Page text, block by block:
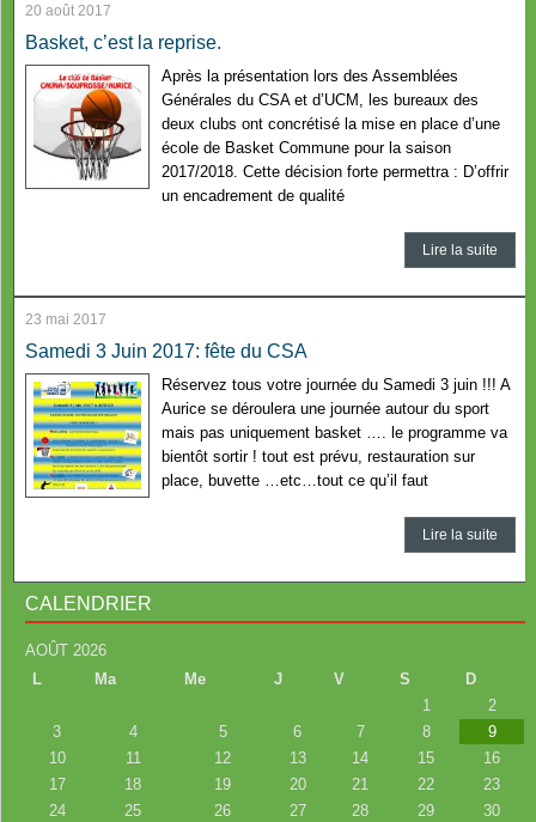
20 août 2017
Basket, c’est la reprise.
Après la présentation lors des Assemblées
Générales du CSA et d’UCM, les bureaux des
deux clubs ont concrétisé la mise en place d’une
école de Basket Commune pour la saison
2017/2018. Cette décision forte permettra : D’offrir
un encadrement de qualité
Lire la suite
23 mai 2017
Samedi 3 Juin 2017: fête du CSA
Réservez tous votre journée du Samedi 3 juin !!! A
Aurice se déroulera une journée autour du sport
mais pas uniquement basket …. le programme va
bientôt sortir ! tout est prévu, restauration sur
place, buvette …etc…tout ce qu’il faut
Lire la suite
CALENDRIER
AOÛT 2026
L
Ma Me J V S D
1
2
3
4 5 6 7 8
9
10
11 12 13 14 15
16
17
18 19 20 21 22
23
24
25 26 27 28 29
30